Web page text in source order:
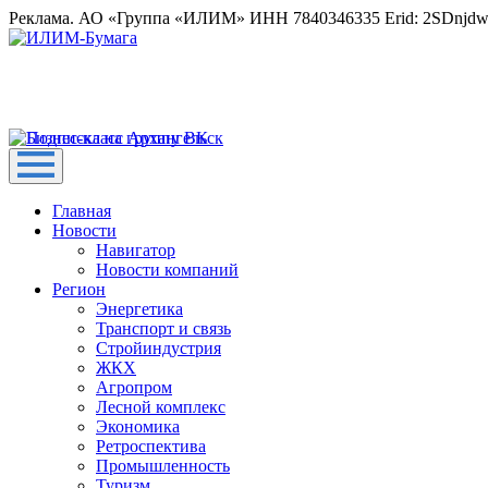
Реклама. АО «Группа «ИЛИМ» ИНН 7840346335 Erid:
Главная
Новости
Навигатор
Новости компаний
Регион
Энергетика
Транспорт и связь
Стройиндустрия
ЖКХ
Агропром
Лесной комплекс
Экономика
Ретроспектива
Промышленность